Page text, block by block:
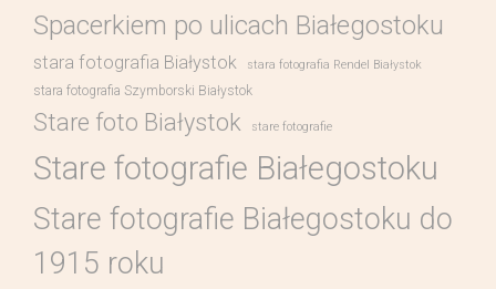
Spacerkiem po ulicach Białegostoku
stara fotografia Białystok stara fotografia Rendel Białystok
stara fotografia Szymborski Białystok
Stare foto Białystok stare fotografie
Stare fotografie Białegostoku
Stare fotografie Białegostoku do
1915 roku